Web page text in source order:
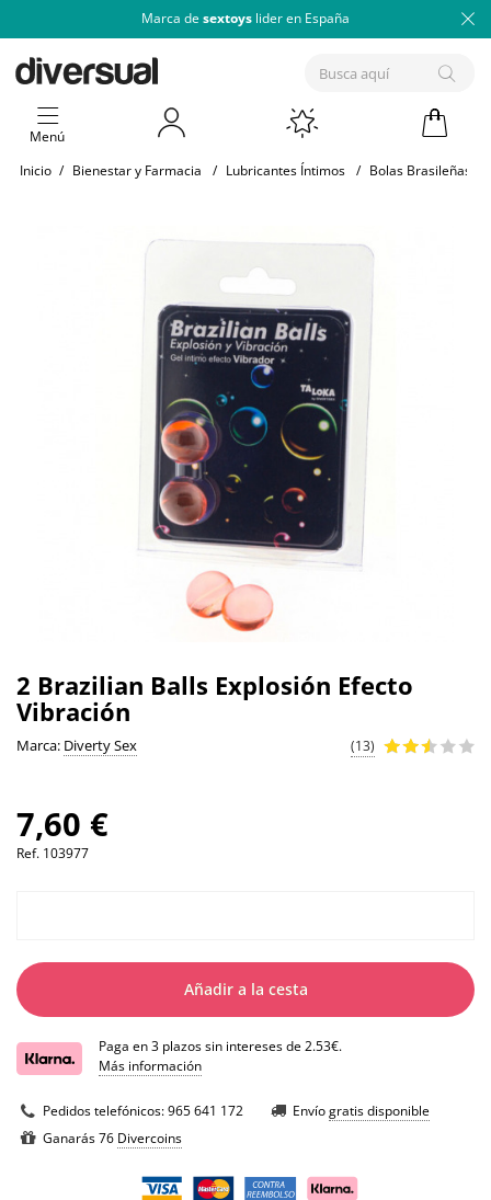
Marca de sextoys lider en España
Menú
Inicio / Bienestar y Farmacia / Lubricantes Íntimos / Bolas Brasileñas
2 Brazilian Balls Explosión Efecto
Vibración
Marca: Diverty Sex (13)
7,60 €
Ref. 103977
Añadir a la cesta
Paga en 3 plazos sin intereses de 2.53€.
Más información
Pedidos telefónicos:965 641 172 Envíogratis disponible
Ganarás 76 Divercoins